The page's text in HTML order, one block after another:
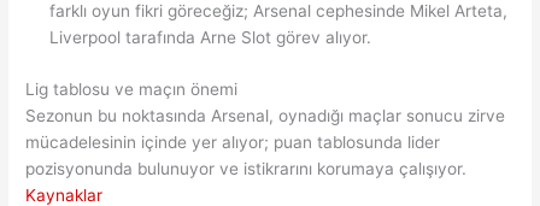
farklı oyun fikri göreceğiz; Arsenal cephesinde Mikel Arteta,
Liverpool tarafında Arne Slot görev alıyor.
Lig tablosu ve maçın önemi
Sezonun bu noktasında Arsenal, oynadığı maçlar sonucu zirve
mücadelesinin içinde yer alıyor; puan tablosunda lider
pozisyonunda bulunuyor ve istikrarını korumaya çalışıyor.
Kaynaklar